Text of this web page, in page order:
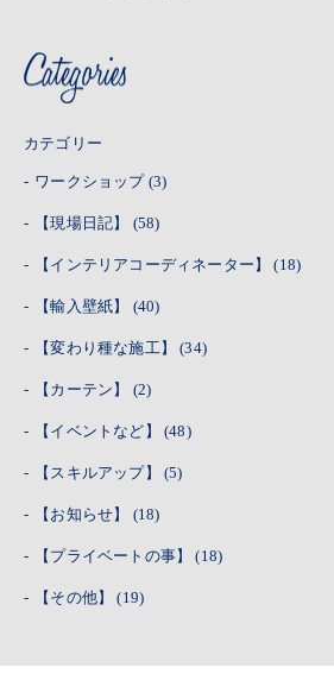
カテゴリー
ワークショップ (3)
【現場日記】 (58)
【インテリアコーディネーター】(18)
【輸入壁紙】 (40)
【変わり種な施工】(34)
【カーテン】 (2)
【イベントなど】(48)
【スキルアップ】(5)
【お知らせ】 (18)
【プライベートの事】(18)
【その他】(19)